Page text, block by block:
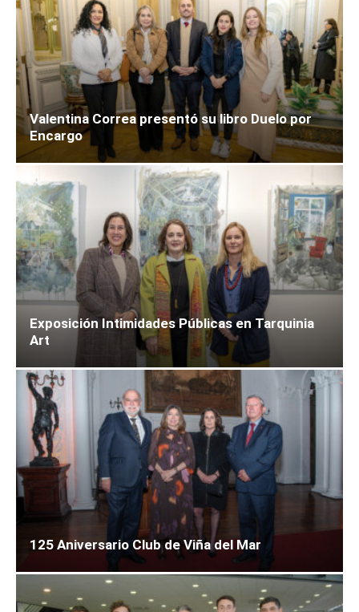
Valentina Correa presentó su libro Duelo por
Encargo
Exposición Intimidades Públicas en Tarquinia
Art
125 Aniversario Club de Viña del Mar